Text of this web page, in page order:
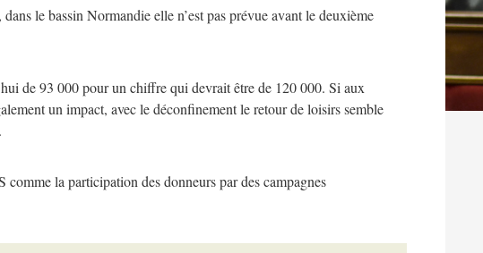
le bassin Normandie elle n’est pas prévue avant le deuxième
de 93 000 pour un chiffre qui devrait être de 120 000. Si aux
un impact, avec le déconfinement le retour de loisirs semble
comme la participation des donneurs par des campagnes